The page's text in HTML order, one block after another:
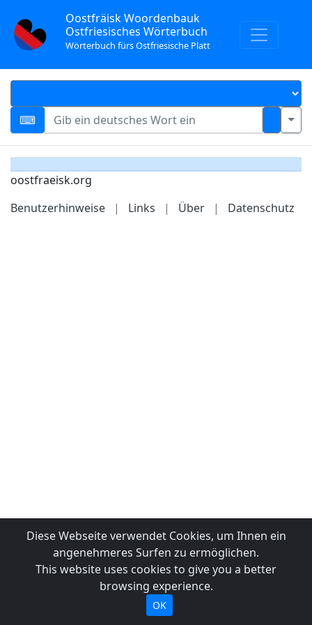
Oostfräisk Woordenbauk
Ostfriesisches Wörterbuch
Wörterbuch fürs Ostfriesische Platt
oostfraeisk.org
Benutzerhinweise
| Links | Über | Datenschutz
Diese Webseite verwendet Cookies, um Ihnen ein
angenehmeres Surfen zu ermöglichen.
This website uses cookies to give you a better
browsing experience.
OK